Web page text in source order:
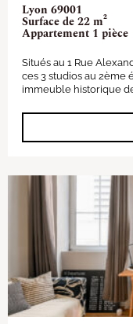
Lyon 69001
Surface de 22 m²
Appartement 1 pièce
Situés au 1 Rue
ces 3 studios au 2ème
immeuble historique